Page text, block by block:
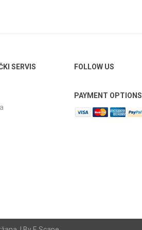
SERVIS FOLLOW US
PAYMENT OPTIONS